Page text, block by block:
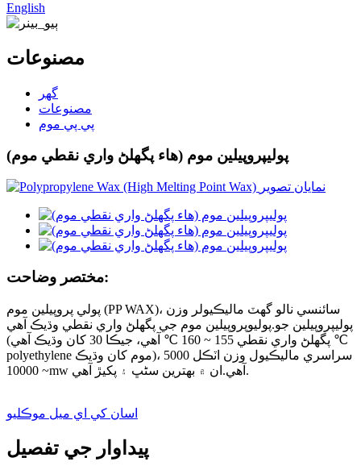
English
مصنوعات
گهر
مصنوعات
پي پي موم
پوليپروپيلين موم (هاء پگھلڻ واري نقطي موم)
مختصر وضاحت:
پولي پروپيلين موم (PP WAX)، سائنسي نالو گھٽ ماليڪيولر وزن
پوليپروپيلين جو.پوليوپروپيلين موم جي پگھلڻ واري نقطي وڌيڪ آهي
(پگھلڻ واري نقطي 155 ~ 160 ℃ آهي، جيڪا 30 کان وڌيڪ آهي ℃
polyethylene موم کان وڌيڪ)، سراسري ماليڪيول وزن اٽڪل 5000
~ 10000mw آهي.ان ۾ بھترين سڻڀ ۽ پکيڙ آھي.
اسان کي اي ميل موڪليو
پيداوار جي تفصيل